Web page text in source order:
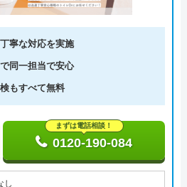
寧な対応を実施
同一担当で安心
もすべて無料
まずは電話相談！
0120-190-084
し